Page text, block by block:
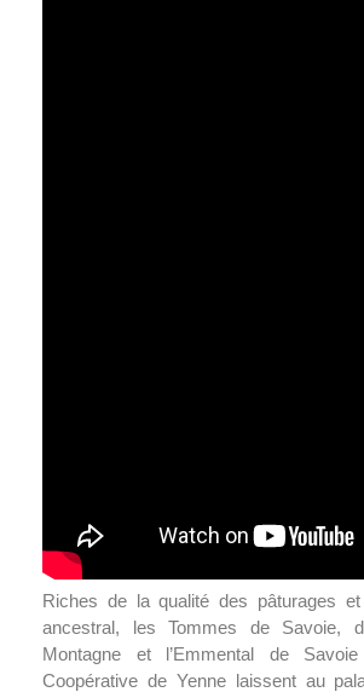
Riches de la qualité des pâturages et
ancestral, les Tommes de Savoie,
Montagne et l’Emmental de
Coopérative de Yenne laissent au